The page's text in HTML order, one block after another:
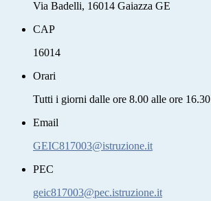
Via Badelli, 16014 Gaiazza GE
CAP
16014
Orari
Tutti i giorni dalle ore 8.00 alle ore 16.30
Email
GEIC817003@istruzione.it
PEC
geic817003@pec.istruzione.it